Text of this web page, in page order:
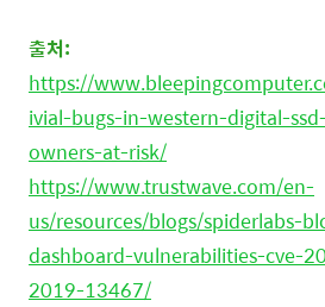
출처:
https://
ivial-bugs-in-western-digital-
owners-at-risk/
https://www.trustwave.com/en-
us/resources/blogs/spiderlabs-
dashboard-vulnerabilities-cve-
2019-13467/